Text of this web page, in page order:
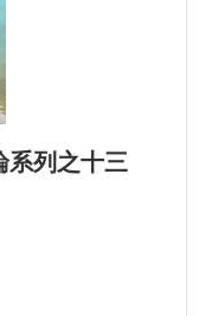
系列之十三